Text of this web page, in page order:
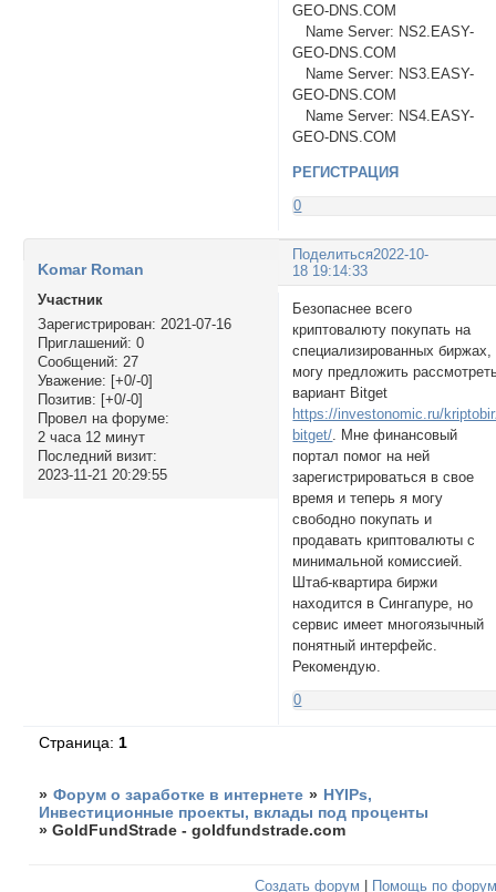
GEO-DNS.COM
Name Server: NS2.EASY-
GEO-DNS.COM
Name Server: NS3.EASY-
GEO-DNS.COM
Name Server: NS4.EASY-
GEO-DNS.COM
РЕГИСТРАЦИЯ
0
Поделиться2022-10-
18 19:14:33
Komar Roman
Участник
Зарегистрирован: 2021-07-16
Приглашений: 0
Сообщений: 27
Уважение: [+0/-0]
Позитив: [+0/-0]
Провел на форуме:
2 часа 12 минут
Последний визит:
2023-11-21 20:29:55
Безопаснее всего
криптовалюту покупать на
специализированных биржах,
могу предложить
вариант Bitget
https://investonomic.ru/
bitget/ . Мне финансовый
портал помог на ней
зарегистрироваться в свое
время и теперь я могу
свободно покупать и
продавать криптовалюты с
минимальной комиссией.
Штаб-квартира биржи
находится в Сингапуре, но
сервис имеет многоязычный
понятный интерфейс.
Рекомендую.
0
Страница: 1
» Форум о заработке в интернете » HYIPs,
Инвестиционные проекты, вклады под проценты
»GoldFundStrade - goldfundstrade.com
Создать форум Помощь по